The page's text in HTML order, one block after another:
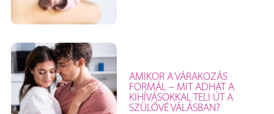
AMIKOR A VÁRAKOZÁS
FORMÁL – MIT ADHAT A
KIHÍVÁSOKKAL TELI ÚT A
SZÜLŐVÉ VÁLÁSBAN?